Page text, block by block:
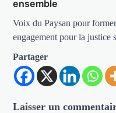
ensemble
Voix du Paysan pour
engagement pour la
Partager
Laisser un